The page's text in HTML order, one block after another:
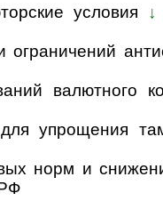
условия
↓
ограничений
валютного
для упрощения
норм и